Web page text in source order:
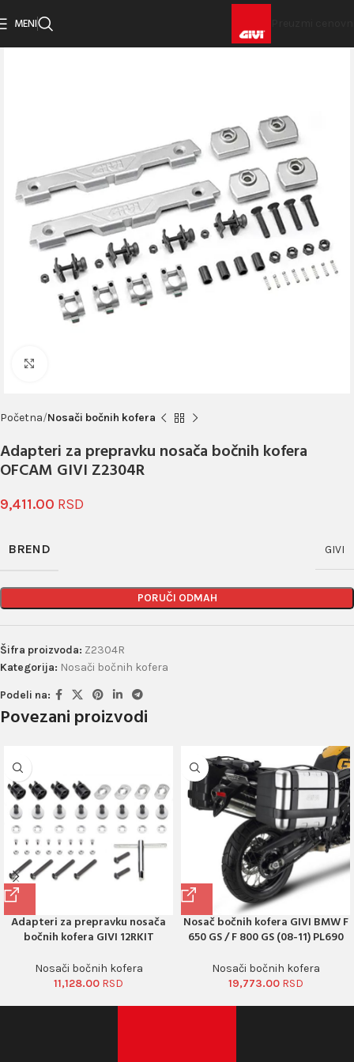
MENI
Početna Nosači bočnih kofera
Adapteri za prepravku nosača bočnih kofera
OFCAM GIVI Z2304R
9,411.00
BREND GIVI
PORUČI ODMAH
Šifra proizvoda: Z2304R
Kategorija: Nosači bočnih kofera
Podeli na:
Povezani proizvodi
Adapteri za prepravku nosača
bočnih kofera GIVI 12RKIT
Nosači bočnih kofera
11,128.00
Nosač bočnih kofera GIVI BMW F
650 GS / F 800 GS (08-11) PL690
Nosači bočnih kofera
19,773.00